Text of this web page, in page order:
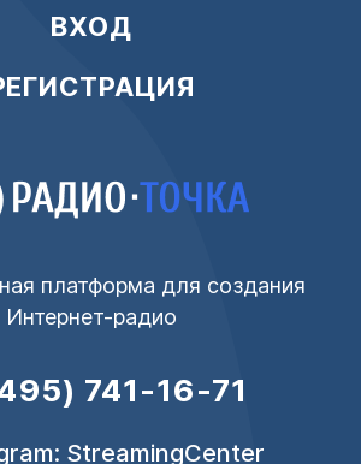
ВХОД
платформа для создания
Интернет-радио
741-16-71
StreamingCenter